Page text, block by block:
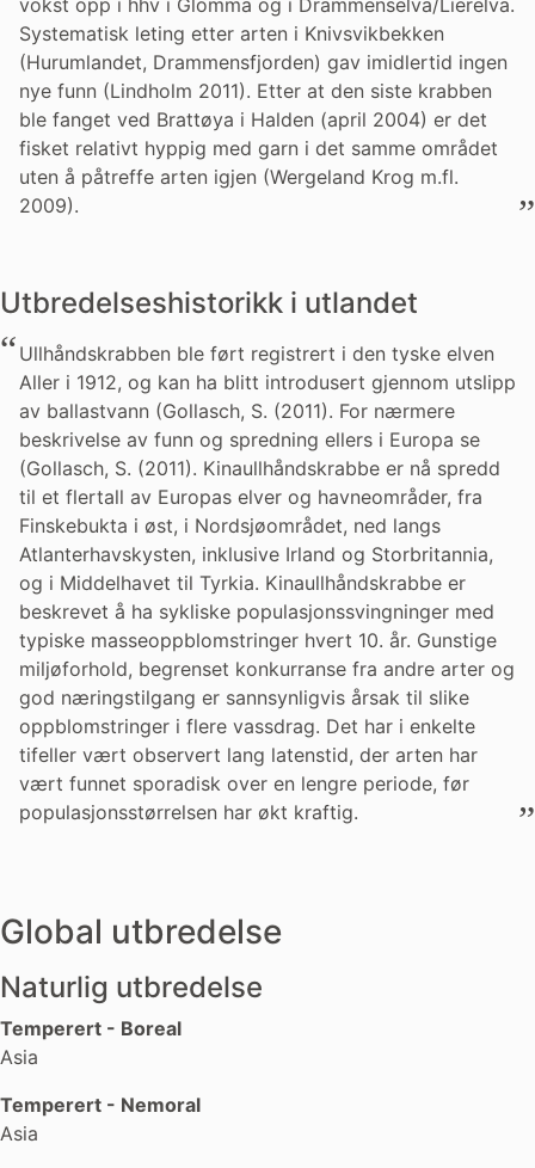
vokst opp i hhv i Glomma og i Drammenselva/Lierelva.
Systematisk leting etter arten i Knivsvikbekken
(Hurumlandet, Drammensfjorden) gav imidlertid ingen
nye funn (Lindholm 2011). Etter at den siste krabben
ble fanget ved Brattøya i Halden (april 2004) er det
fisket relativt hyppig med garn i det samme området
uten å påtreffe arten igjen (Wergeland Krog m.fl.
2009).
Utbredelseshistorikk i utlandet
Ullhåndskrabben ble ført registrert i den tyske elven
Aller i 1912, og kan ha blitt introdusert gjennom utslipp
av ballastvann (Gollasch, S. (2011). For nærmere
beskrivelse av funn og spredning ellers i Europa se
(Gollasch, S. (2011). Kinaullhåndskrabbe er nå spredd
til et flertall av Europas elver og havneområder, fra
Finskebukta i øst, i Nordsjøområdet, ned langs
Atlanterhavskysten, inklusive Irland og Storbritannia,
og i Middelhavet til Tyrkia. Kinaullhåndskrabbe er
beskrevet å ha sykliske populasjonssvingninger med
typiske masseoppblomstringer hvert 10. år. Gunstige
miljøforhold, begrenset konkurranse fra andre arter og
god næringstilgang er sannsynligvis årsak til slike
oppblomstringer i flere vassdrag. Det har i enkelte
tifeller vært observert lang latenstid, der arten har
vært funnet sporadisk over en lengre periode, før
populasjonsstørrelsen har økt kraftig.
Global utbredelse
Naturlig utbredelse
Temperert - Boreal
Asia
Temperert - Nemoral
Asia